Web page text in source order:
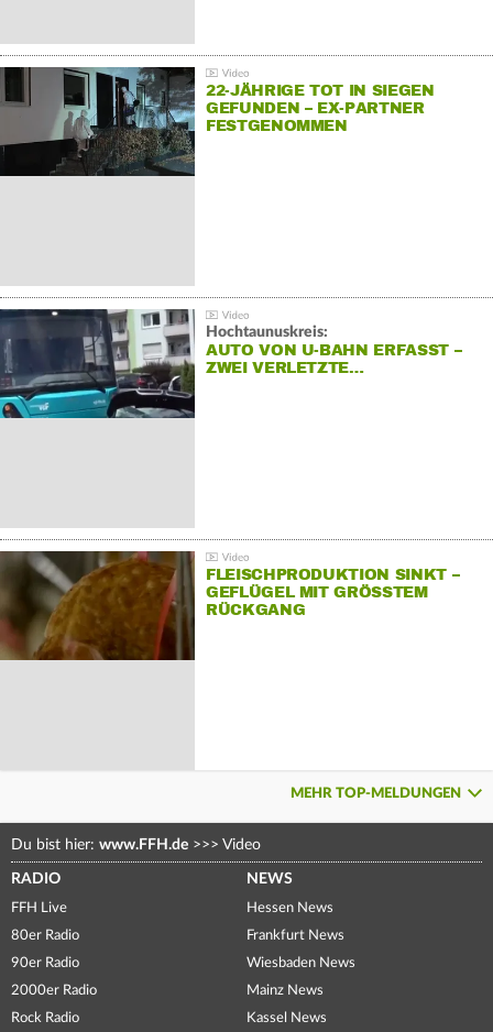
22-JÄHRIGE TOT IN SIEGEN
GEFUNDEN – EX-PARTNER
FESTGENOMMEN
Hochtaunuskreis:
AUTO VON U-BAHN ERFASST –
ZWEI VERLETZTE…
FLEISCHPRODUKTION SINKT –
GEFLÜGEL MIT GRÖSSTEM R
ÜCKGANG
MEHR TOP-MELDUNGEN
Du bist hier: www.FFH.de >>> Video
RADIO
FFH Live
80er Radio
90er Radio
2000er Radio
Rock Radio
NEWS
Hessen News
Frankfurt News
Wiesbaden News
Mainz News
Kassel News